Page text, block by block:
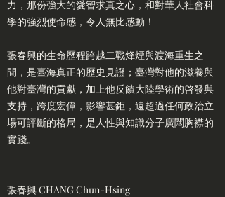
力，那份強大的愛智求真之心，和對華人社會科
學的強烈使命感，令人無比感動！
張春興的生命歷程跨越二戰烽煙與渡海重生之
間，是臺海真正的歷史見證；臺灣對他的滋養與
他對臺灣的貢獻，加上他反饋大陸學術的啓發與
支持，跨度宏偉，影響甚鉅，遠超過任何政治立
場可評斷的格局，是人性與知識分子廣闊胸襟的
實踐。
張春興 CHANG Chun-Hsing